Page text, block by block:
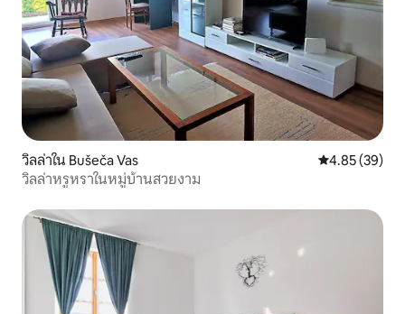
วิลล่าใน Bušeča Vas คะแนนเฉลี่ย
4.85 (39)
วิลล่าหรูหราในหมู่บ้านสวยงาม